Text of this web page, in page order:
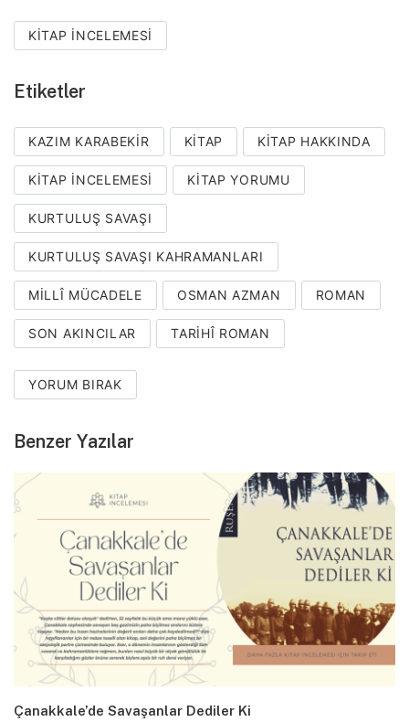
KITAP İNCELEMESI
Etiketler
KAZIM KARABEKIR KITAP KITAP HAKKINDA
KITAP INCELEMESI KITAP YORUMU
KURTULUŞ SAVAŞI
KURTULUŞ SAVAŞI KAHRAMANLARI
MILLÎ MÜCADELE OSMAN AZMAN ROMAN
SON AKINCILAR TARIHÎ ROMAN
YORUM BIRAK
Benzer Yazılar
Çanakkale’de Savaşanlar Dediler Ki